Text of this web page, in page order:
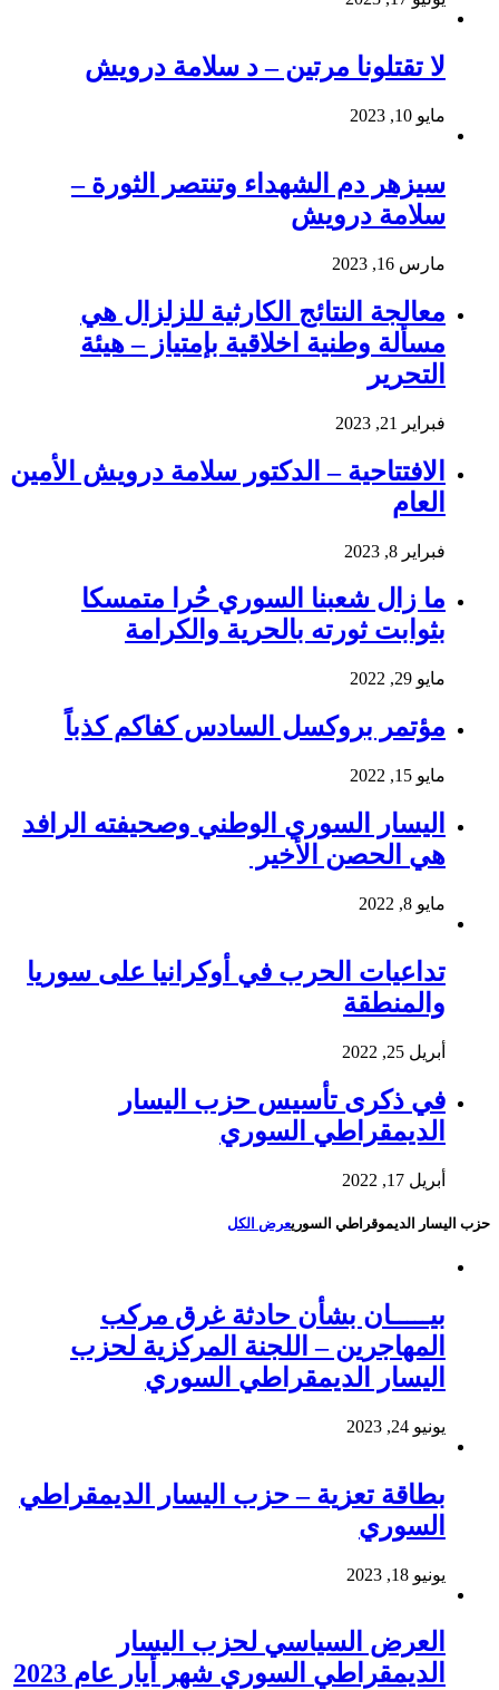
لا تقتلونا مرتين – د سلامة درويش
مايو 10, 2023
سيزهر دم الشهداء وتنتصر الثورة –
سلامة درويش
مارس 16, 2023
معالجة النتائج الكارثية للزلزال هي
مسألة وطنية اخلاقية بإمتياز – هيئة
التحرير
فبراير 21, 2023
الافتتاحية – الدكتور سلامة درويش الأمين
العام
فبراير 8, 2023
ما زال شعبنا السوري حُرا متمسكا
بثوابت ثورته بالحرية والكرامة
مايو 29, 2022
مؤتمر بروكسل السادس كفاكم كذباً
مايو 15, 2022
اليسار السوري الوطني وصحيفته الرافد
هي الحصن الأخير
مايو 8, 2022
تداعيات الحرب في أوكرانيا على سوريا
والمنطقة
أبريل 25, 2022
في ذكرى تأسيس حزب اليسار
الديمقراطي السوري
أبريل 17, 2022
حزب اليسار الديموقراطي السوريعرض الكل
بيـــــان بشأن حادثة غرق مركب
المهاجرين – اللجنة المركزية لحزب
اليسار الديمقراطي السوري
يونيو 24, 2023
بطاقة تعزية – حزب اليسار الديمقراطي
السوري
يونيو 18, 2023
العرض السياسي لحزب اليسار
الديمقراطي السوري شهر أيار عام 2023